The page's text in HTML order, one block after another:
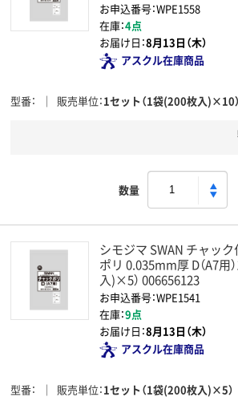
お申込番号：WPE1558
在庫：4点
お届け日：8月13日（木）
アスクル在庫商品
型番 販売単位 1セット（1袋(200枚入)×10）
数量
シモジマ SWAN チャッ
ポリ 0.035mm厚 D（A7用
入)×5） 006656123
お申込番号：WPE1541
在庫：9点
お届け日：8月13日（木）
アスクル在庫商品
型番 販売単位 1セット（1袋(200枚入)×5）